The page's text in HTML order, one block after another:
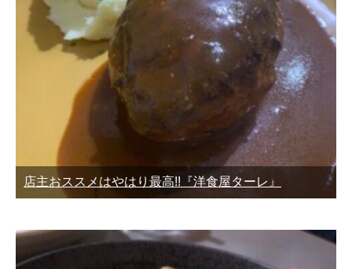
店主おススメはやはり最高!!『洋食屋ターレ』